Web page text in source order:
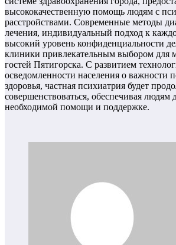
высококачественную помощь людям с
расстройствами. Современные методы
лечения, индивидуальный подход к
высокий уровень конфиденциальности
клиники привлекательным выбором для
гостей Пятигорска. С развитием
осведомленности населения о важности
здоровья, частная психиатрия будет
совершенствоваться, обеспечивая людям
необходимой помощи и поддержке.